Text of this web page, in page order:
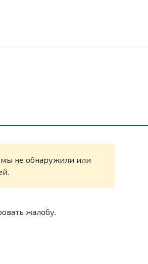
мы не обнаружили или
жалобу.